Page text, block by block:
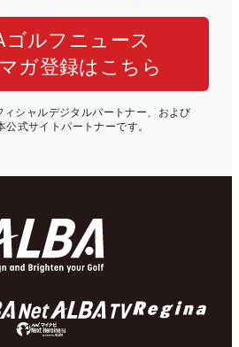
ゴルフニュース
ガ登録はこちら
ィシャルデジタルパートナー、および
公式サイトパートナーです。